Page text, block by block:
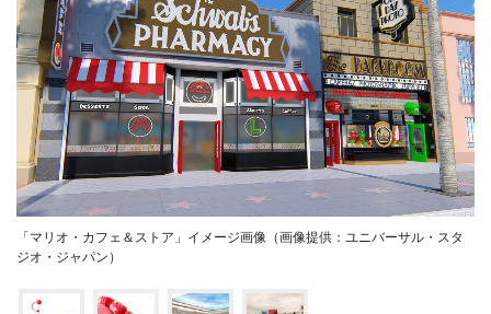
「マリオ・カフェ＆ストア」イメージ画像（画像提供：ユニバーサル・スタ
ジオ・ジャパン）